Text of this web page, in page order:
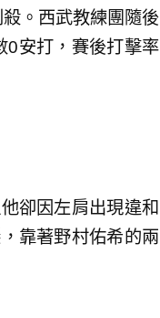
。西武教練團隨後
0安打，賽後打擊率
卻因左肩出現違和
靠著野村佑希的兩